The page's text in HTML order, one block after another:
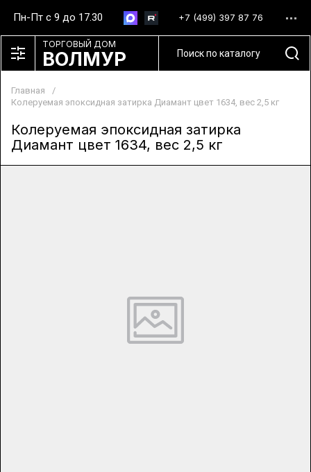
Пн-Пт с 9 до 17.30 +7 (499) 397 87 76
ТОРГОВЫЙ ДОМ
ВОЛМУР
Главная
/
Колеруемая эпоксидная затирка Диамант цвет 1634, вес 2,5 кг
Колеруемая эпоксидная затирка
Диамант цвет 1634, вес 2,5 кг